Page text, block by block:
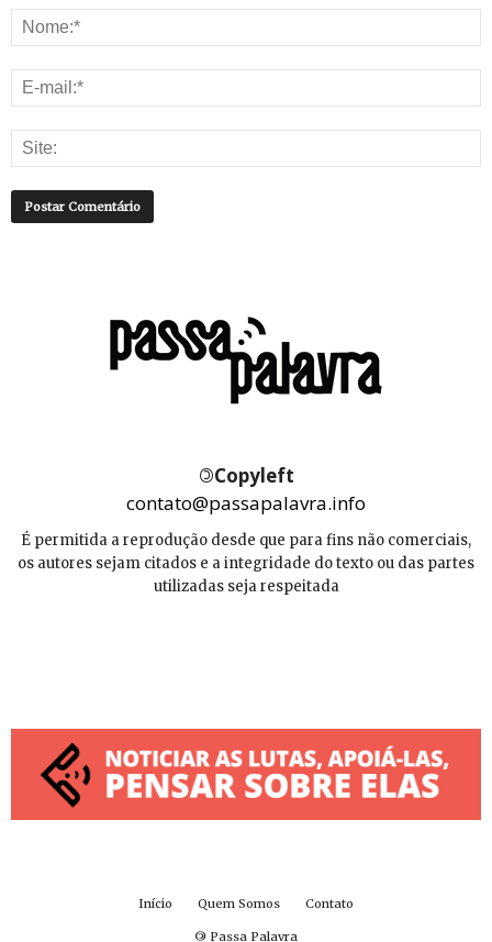
©Copyleft
contato@passapalavra.info
É permitida a reprodução desde que para fins não comerciais,
os autores sejam citados e a integridade do texto ou das partes
utilizadas seja respeitada
Início Quem Somos Contato
© Passa Palavra